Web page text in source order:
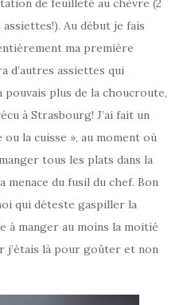
de feuilleté au chèvre (2
Au début je fais
ma première
d’autres assiettes qui
pouvais plus de la choucroute,
à Strasbourg! J’ai fait un
ou la cuisse », au moment où
tous les plats dans la
menace du fusil du chef. Bon
qui déteste gaspiller la
à manger au moins la moitié
j’étais là pour goûter et non